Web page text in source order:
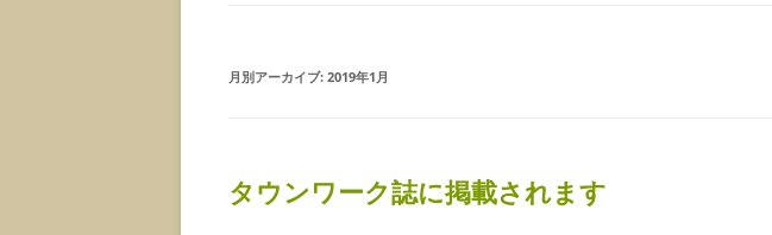
月別アーカイブ: 2019年1月
タウンワーク誌に掲載されます